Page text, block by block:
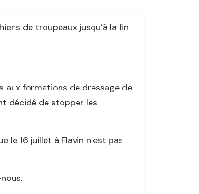
de troupeaux jusqu’à la fin
aux formations de dressage de
décidé de stopper les
le 16 juillet à Flavin n’est pas